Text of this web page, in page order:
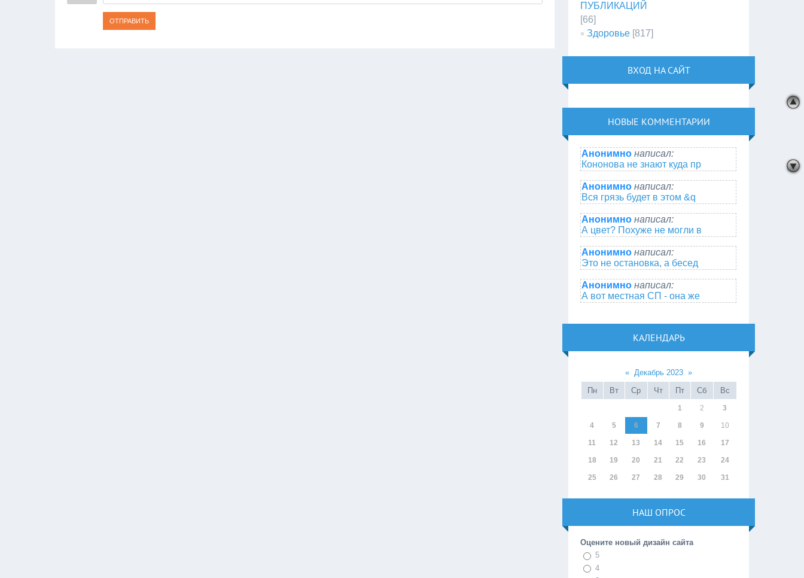
ОТПРАВИТЬ
ПУБЛИКАЦИЙ
[66]
Здоровье [817]
ВХОД НА САЙТ
НОВЫЕ КОММЕНТАРИИ
Анонимно написал:
Кононова не знают куда пр
Анонимно написал:
Вся грязь будет в этом &q
Анонимно написал:
А цвет? Похуже не могли в
Анонимно написал:
Это не остановка, а бесед
Анонимно написал:
А вот местная СП - она же
КАЛЕНДАРЬ
« Декабрь 2023 »
Пн
Вт Ср Чт Пт Сб Вс
1 2 3
4 5 6 7 8 9 10
11 12 13 14 15 16 17
18 19 20 21 22 23 24
25 26 27 28 29 30 31
НАШ ОПРОС
Оцените новый дизайн сайта
5
4